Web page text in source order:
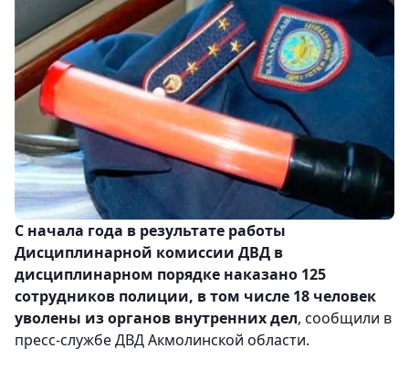
С начала года в результате работы
Дисциплинарной комиссии ДВД в
дисциплинарном порядке наказано 125
сотрудников полиции, в том числе 18 человек
уволены из органов внутренних дел, сообщили в
пресс-службе ДВД Акмолинской области.